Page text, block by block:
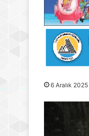
6 Aralık 2025